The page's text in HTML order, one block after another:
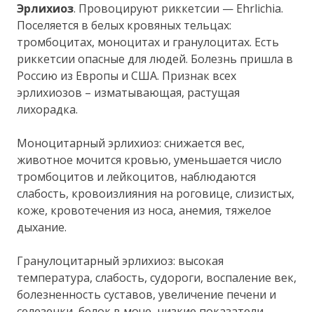
Эрлихиоз. Провоцируют риккетсии — Ehrlichia.
Поселяется в белых кровяных тельцах:
тромбоцитах, моноцитах и гранулоцитах. Есть
риккетсии опасные для людей. Болезнь пришла в
Россию из Европы и США. Признак всех
эрлихиозов – изматывающая, растущая
лихорадка.
Моноцитарный эрлихиоз: снижается вес,
животное мочится кровью, уменьшается число
тромбоцитов и лейкоцитов, наблюдаются
слабость, кровоизлияния на роговице, слизистых,
коже, кровотечения из носа, анемия, тяжелое
дыхание.
Гранулоцитарный эрлихиоз: высокая
температура, слабость, судороги, воспаление век,
болезненность суставов, увеличение печени и